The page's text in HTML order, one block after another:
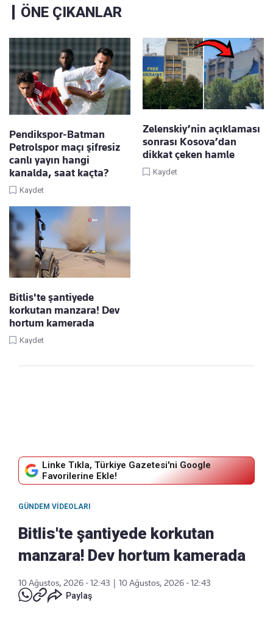
ÖNE ÇIKANLAR
Pendikspor-Batman
Petrolspor maçı şifresiz
canlı yayın hangi
kanalda, saat kaçta?
Kaydet
Zelenskiy’nin açıklaması
sonrası Kosova’dan
dikkat çeken hamle
Kaydet
Bitlis'te şantiyede
korkutan manzara! Dev
hortum kamerada
Kaydet
Linke Tıkla, Türkiye Gazetesi'ni Google
Favorilerine Ekle!
GÜNDEM VIDEOLARI
Bitlis'te şantiyede korkutan
manzara! Dev hortum kamerada
10 Ağustos, 2026 - 12:43
10 Ağustos, 2026 - 12:43
Paylaş